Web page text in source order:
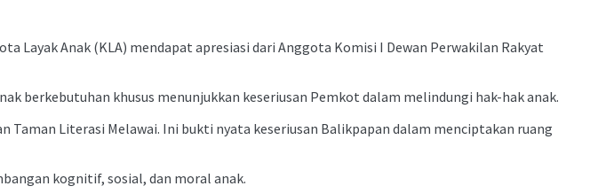
Anak (KLA) mendapat apresiasi dari Anggota Komisi I Dewan Perwakilan Rakyat
berkebutuhan khusus menunjukkan keseriusan Pemkot dalam melindungi hak-hak anak.
Literasi Melawai. Ini bukti nyata keseriusan Balikpapan dalam menciptakan ruang
kognitif, sosial, dan moral anak.